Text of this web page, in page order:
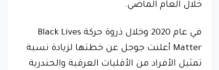
خلال العام الماضي.
في عام 2020 وخلال ذروة حركة Black Lives
Matter أعلنت جوجل عن خطتها لزيادة نسبة
تمثيل الأفراد من الأقليات العرقية والجندرية